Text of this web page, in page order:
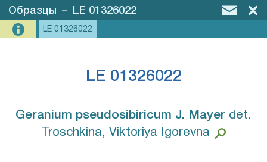
Образцы – LE 01326022
LE 01326022
LE 01326022
Geranium pseudosibiricum J. Mayer⁣ det.
Troschkina, Viktoriya Igorevna